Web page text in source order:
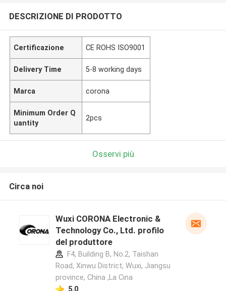
DESCRIZIONE DI PRODOTTO
Certificazione CE ROHS ISO9001
Delivery Time 5-8 working days
Marca corona
Minimum Order Q
uantity
2pcs
Osservi più
Circa noi
Wuxi CORONA Electronic &
Technology Co., Ltd. profilo
del produttore
F4, Building B, No.2, Taishan
Road, Xinwu District, Wuxi, Jiangsu
province, China ,La Cina
5.0